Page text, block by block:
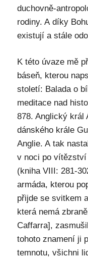
duchovně-
rodiny. A díky
existují a stále
K této úvaze mě
báseň, kterou
století: Balada o
meditace nad
878. Anglický král
dánského krále
Anglie. A tak
v noci po
(kniha VIII: 281-
armáda, kterou
přijde se svitkem
která nemá
Caffarra],
tohoto znamení ji
temnotu, všichni